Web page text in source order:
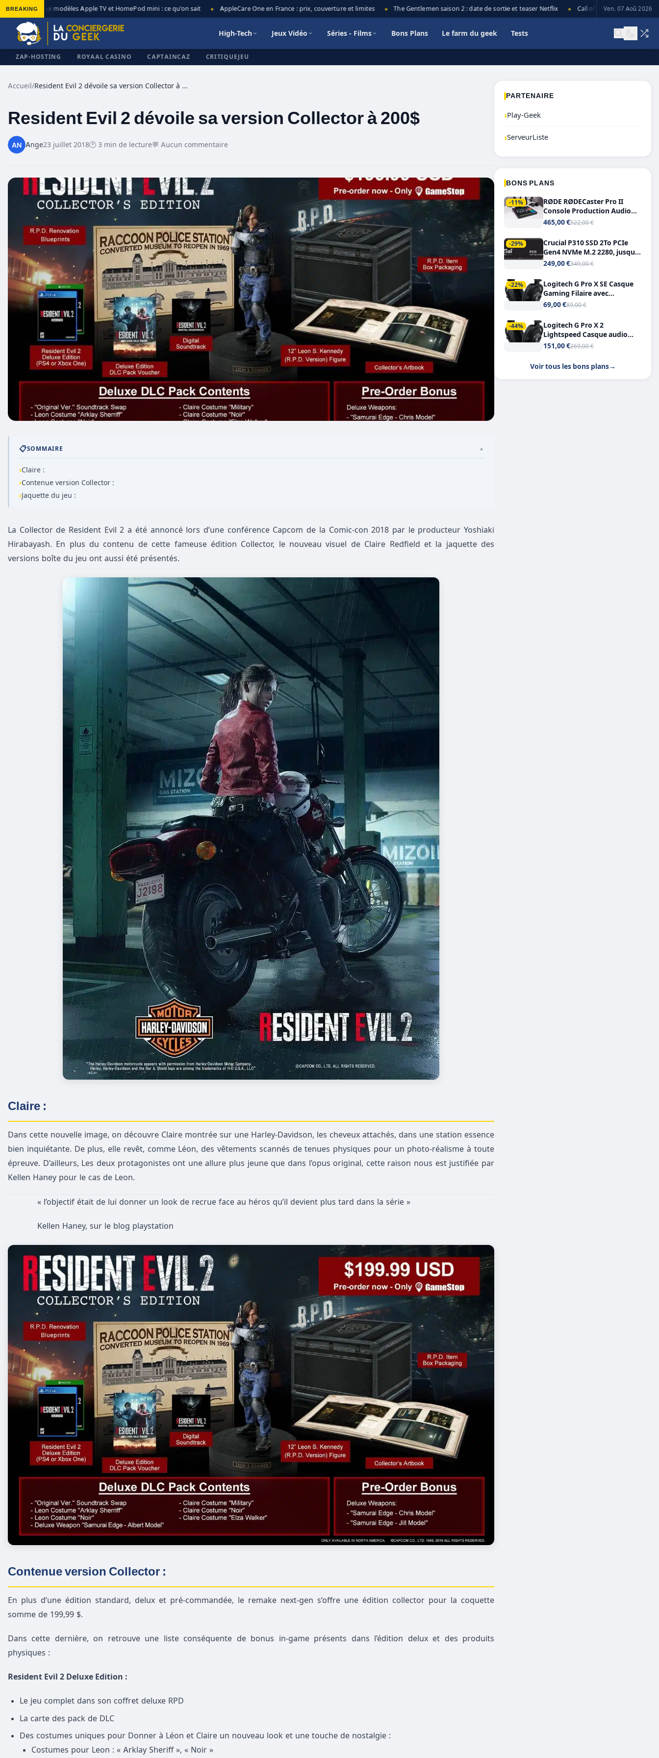
BREAKING
Nouveaux modèles Apple TV et HomePod mini : ce qu’on sait AppleCare One en France : prix, couverture et limites The Gentlemen saison 2 : date de sortie et teaser Netflix Call of Duty: Black Ops 7 lance
Ven. 07 Aoû 2026
High-Tech Jeux Vidéo Séries - Films Bons Plans Le farm du geek Tests
ZAP-HOSTING ROYAAL CASINO CAPTAINCAZ CRITIQUEJEU
✕
Accueil/ Resident Evil 2 dévoile sa version Collector à 200$
Resident Evil 2 dévoile sa version Collector à 200$
Ange23 juillet 2018🕐 3 min de lecture💬 Aucun commentaire
📋SOMMAIRE ▲
›Claire :
›Contenue version Collector :
›Jaquette du jeu :
La Collector de Resident Evil 2 a été annoncé lors d’une conférence Capcom de la Comic-con 2018 par le producteur Yoshiaki
Hirabayash. En plus du contenu de cette fameuse édition Collector, le nouveau visuel de Claire Redfield et la jaquette des
versions boîte du jeu ont aussi été présentés.
Claire :
Dans cette nouvelle image, on découvre Claire montrée sur une Harley-Davidson, les cheveux attachés, dans une station essence
bien inquiétante. De plus, elle revêt, comme Léon, des vêtements scannés de tenues physiques pour un photo-réalisme à toute
épreuve. D’ailleurs, Les deux protagonistes ont une allure plus jeune que dans l’opus original, cette raison nous est justifiée par
Kellen Haney pour le cas de Leon.
« l’objectif était de lui donner un look de recrue face au héros qu’il devient plus tard dans la série »
Kellen Haney, sur le blog playstation
Contenue version Collector :
En plus d’une édition standard, delux et pré-commandée, le remake next-gen s’offre une édition collector pour la coquette
somme de 199,99 $.
Dans cette dernière, on retrouve une liste conséquente de bonus in-game présents dans l’édition delux et des produits
physiques :
Resident Evil 2 Deluxe Edition :
Le jeu complet dans son coffret deluxe RPD
La carte des pack de DLC
Des costumes uniques pour Donner à Léon et Claire un nouveau look et une touche de nostalgie :
Costumes pour Leon : « Arklay Sheriff », « Noir »
PARTENAIRE
›Play-Geek
›ServeurListe
BONS PLANS
-11%
RØDE RØDECaster Pro II
Console Production Audio
Tout-en-Un, Bluetooth et
465,00 €522,00 €
-29%
Crucial P310 SSD 2To PCIe
Gen4 NVMe M.2 2280, jusqu’à
7.100 Mo/s
249,00 €349,00 €
-22%
Logitech G Pro X SE Casque
Gaming Filaire avec
Microphone Micro
7.1
69,00 €89,00 €
-44%
Logitech G Pro X 2
Lightspeed Casque audio
bluetooth
151,00 €269,00 €
Voir tous les bons plans→